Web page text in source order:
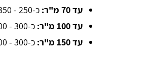
עד 70 מ"ר:
כ-250 - 350 ₪ בגין הדברת נמלים בדירת 3 חד'.
עד 100 מ"ר:
כ-300 - 400 ₪ בגין הדברה בדירת 4 חדרים.
עד 150 מ"ר:
כ-300 - 500 ₪ בגין הדברת 5 חד'.